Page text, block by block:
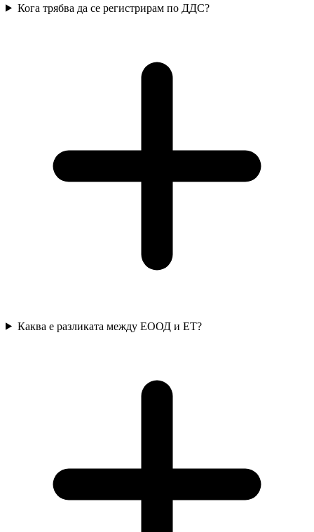
Кога трябва да се регистрирам по ДДС?
Каква е разликата между ЕООД и ЕТ?